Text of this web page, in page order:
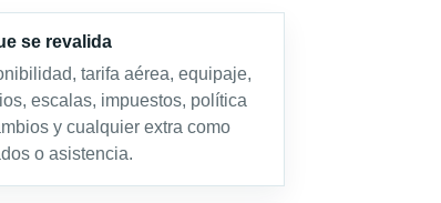
se revalida
tarifa aérea, equipaje,
escalas, impuestos, política
y cualquier extra como
o asistencia.